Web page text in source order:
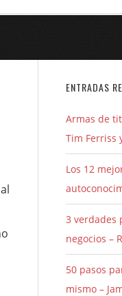
ENTRADAS
Armas de
Tim Ferriss
Los 12
3 verdades
negocios –
50 pasos
mismo –